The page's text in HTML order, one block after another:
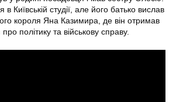
Київській студії, але його батько вислав
короля Яна Казимира, де він отримав
політику та військову справу.